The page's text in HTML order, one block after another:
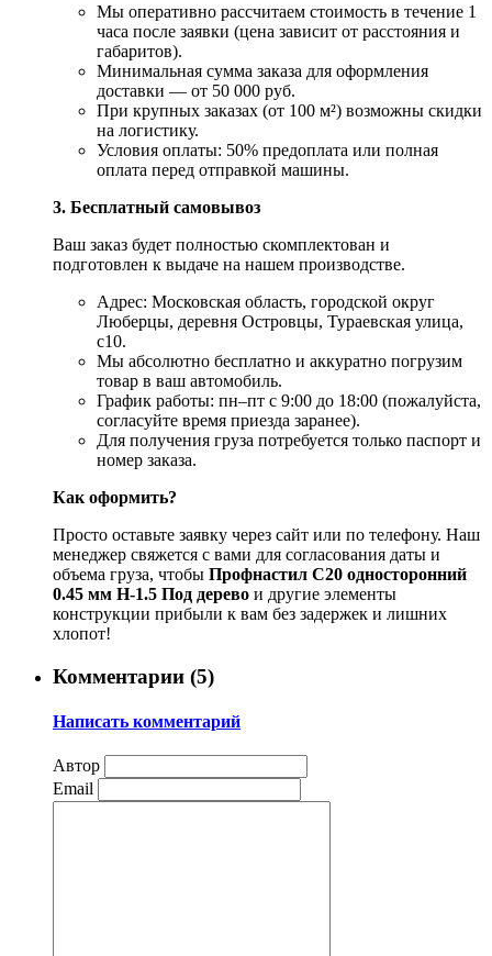
Мы оперативно рассчитаем стоимость в течение 1
часа после заявки (цена зависит от расстояния и
габаритов).
Минимальная сумма заказа для оформления
доставки — от 50 000 руб.
При крупных заказах (от 100 м²) возможны скидки
на логистику.
Условия оплаты: 50% предоплата или полная
оплата перед отправкой машины.
3. Бесплатный самовывоз
Ваш заказ будет полностью скомплектован и
подготовлен к выдаче на нашем производстве.
Адрес: Московская область, городской округ
Люберцы, деревня Островцы, Тураевская улица,
с10.
Мы абсолютно бесплатно и аккуратно погрузим
товар в ваш автомобиль.
График работы: пн–пт с 9:00 до 18:00 (пожалуйста,
согласуйте время приезда заранее).
Для получения груза потребуется только паспорт и
номер заказа.
Как оформить?
Просто оставьте заявку через сайт или по телефону. Наш
менеджер свяжется с вами для согласования даты и
объема груза, чтобы Профнастил С20 односторонний
0.45 мм H-1.5 Под дерево и другие элементы
конструкции прибыли к вам без задержек и лишних
хлопот!
Комментарии (5)
Написать комментарий
Автор
Email